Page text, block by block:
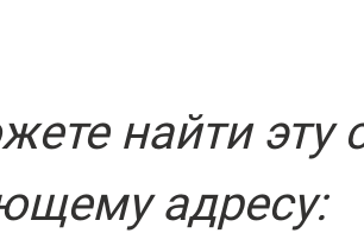
найти эту
адресу: